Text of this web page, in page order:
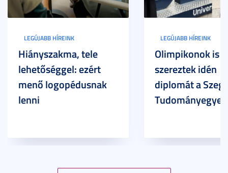
LEGÚJABB HÍREINK
Hiányszakma, tele
lehetőséggel: ezért
menő logopédusnak
lenni
LEGÚJABB HÍREINK
Olimpikonok is
szereztek idén
diplomát a